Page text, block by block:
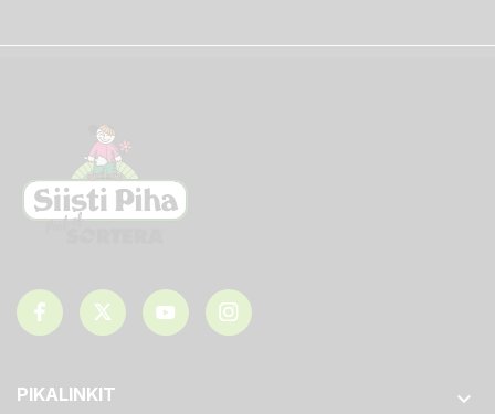
PIKALINKIT 